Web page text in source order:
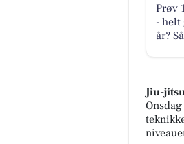
Prøv
- helt
år?
Jiu-